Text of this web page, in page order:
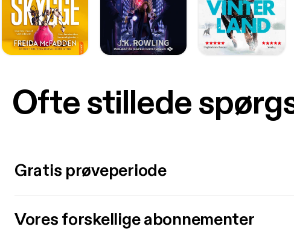
Ofte stillede
Gratis prøveperiode
Vores forskellige abonnementer